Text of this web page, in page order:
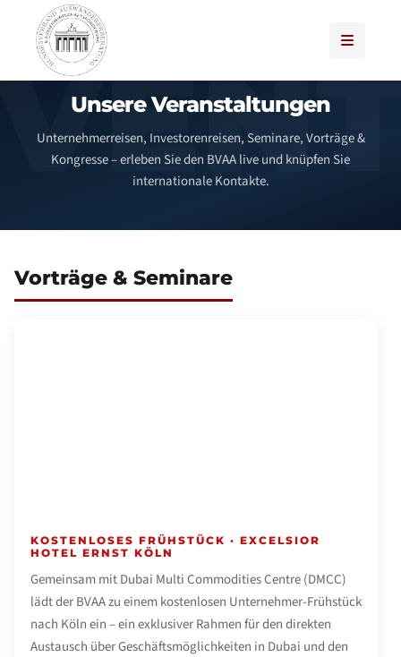
Unsere Veranstaltungen
Unternehmerreisen, Investorenreisen, Seminare, Vorträge &
Kongresse – erleben Sie den BVAA live und knüpfen Sie
internationale Kontakte.
Vorträge & Seminare
KOSTENLOSES FRÜHSTÜCK · EXCELSIOR
HOTEL ERNST KÖLN
Gemeinsam mit Dubai Multi Commodities Centre (DMCC)
lädt der BVAA zu einem kostenlosen Unternehmer-Frühstück
nach Köln ein – ein exklusiver Rahmen für den direkten
Austausch über Geschäftsmöglichkeiten in Dubai und den